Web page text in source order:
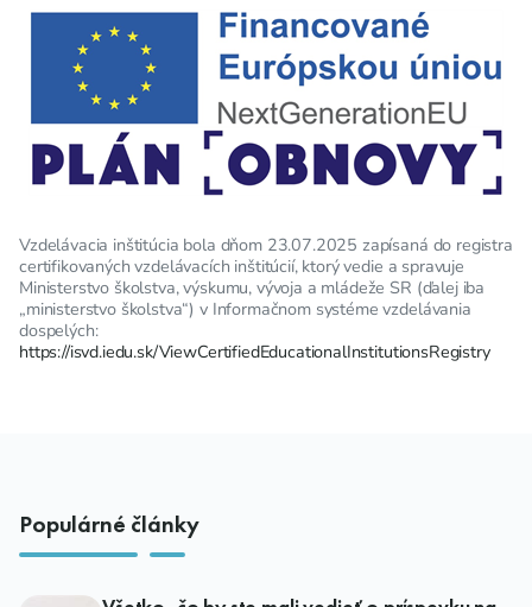
Vzdelávacia inštitúcia bola dňom 23.07.2025 zapísaná do registra
certifikovaných vzdelávacích inštitúcií, ktorý vedie a spravuje
Ministerstvo školstva, výskumu, vývoja a mládeže SR (ďalej iba
„ministerstvo školstva“) v Informačnom systéme vzdelávania
dospelých:
https://isvd.iedu.sk/ViewCertifiedEducationalInstitutionsRegistry
Populárné články